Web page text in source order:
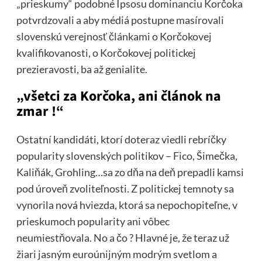
„prieskumy“ podobné Ipsosu dominanciu Korčoka
potvrdzovali a aby médiá postupne masírovali
slovenskú verejnosť článkami o Korčokovej
kvalifikovanosti, o Korčokovej politickej
prezieravosti, ba až genialite.
„všetci za Korčoka, ani článok na
zmar !“
Ostatní kandidáti, ktorí doteraz viedli rebríčky
popularity slovenských politikov – Fico, Šimečka,
Kaliňák, Grohling…sa zo dňa na deň prepadli kamsi
pod úroveň zvoliteľnosti. Z politickej temnoty sa
vynorila nová hviezda, ktorá sa nepochopiteľne, v
prieskumoch popularity ani vôbec
neumiestňovala. No a čo ? Hlavné je, že teraz už
žiari jasným euroúnijným modrým svetlom a